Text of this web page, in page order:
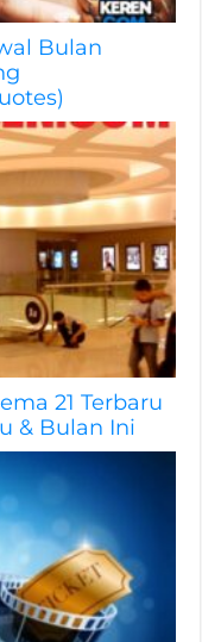
Bulan
21 Terbaru
& Bulan Ini